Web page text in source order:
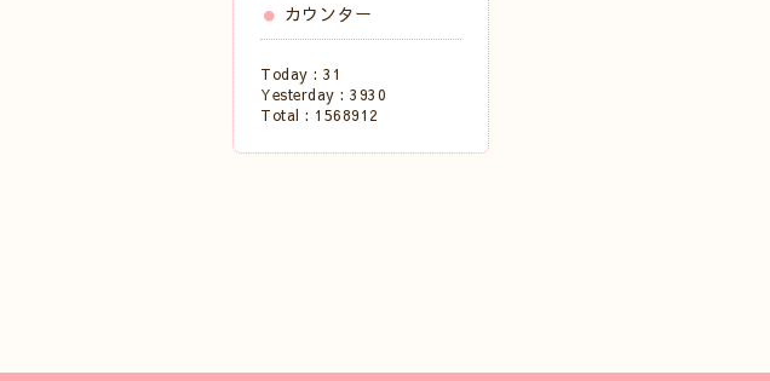
カウンター
Today : 31
Yesterday : 3930
Total : 1568912